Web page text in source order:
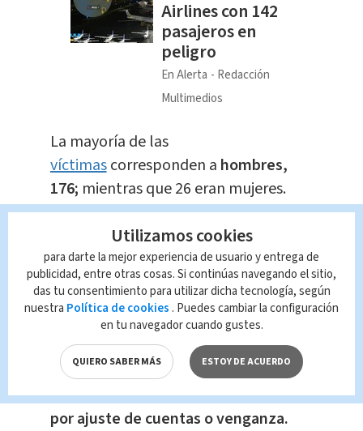
Airlines con 142
pasajeros en
peligro
En Alerta
Redacción
Multimedios
​La mayoría de las
víctimascorresponden a hombres,
176; mientras que 26 eran mujeres.
Los jóvenes, entre los18 a 29 años de
edad, son las víctimas más frecuentes,
en este se registraron74 homicidios
con personas entre estos rangos de
De los homicidios registrados al 18 de
marzo de 2025, un total de108 fueron
por ajuste de cuentas o venganza.
Utilizamos cookies
para darte la mejor experiencia de usuario y entrega de
publicidad, entre otras cosas. Si continúas navegando el sitio,
das tu consentimiento para utilizar dicha tecnología, según
nuestra Política de cookies . Puedes cambiar la configuración
en tu navegador cuando gustes.
QUIERO SABER MÁS ESTOY DE ACUERDO